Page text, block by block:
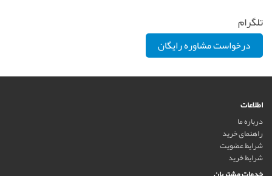
تلگرام
درخواست مشاوره رایگان
اطلاعات
درباره ما
راهنمای خرید
شرایط عضویت
شرایط خرید